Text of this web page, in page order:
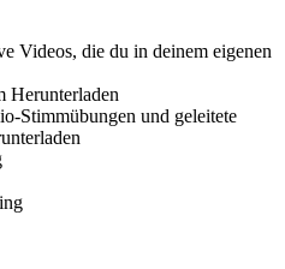
Videos, die du in deinem eigenen
Herunterladen
Stimmübungen und geleitete